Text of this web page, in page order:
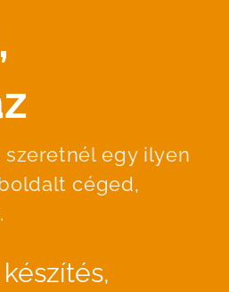
szeretnél egy ilyen
céged,